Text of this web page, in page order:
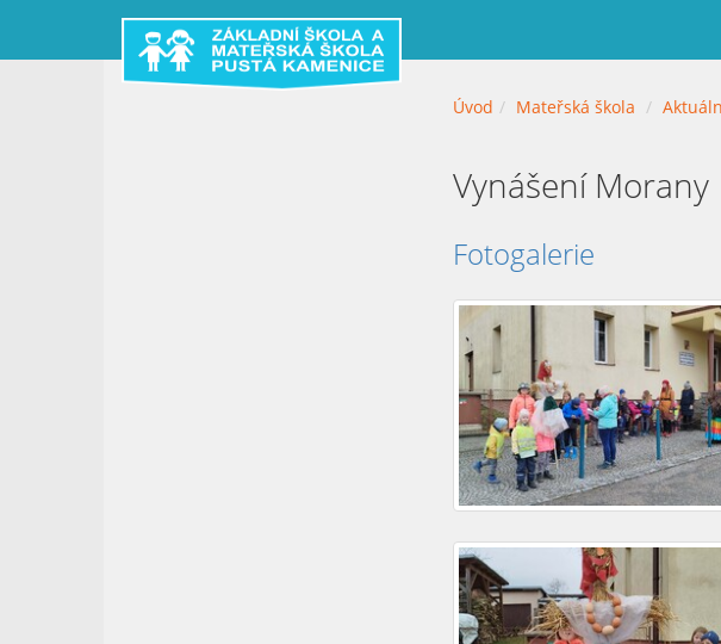
Úvod Mateřská škola
Vynášení Morany
Fotogalerie